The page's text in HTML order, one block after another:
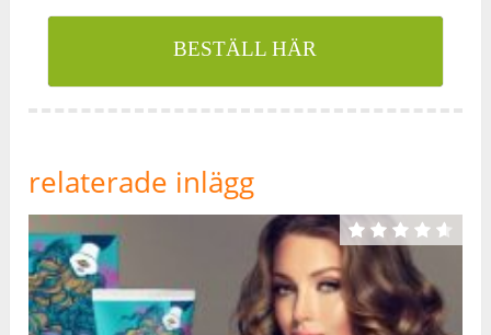
BESTÄLL HÄR
relaterade inlägg